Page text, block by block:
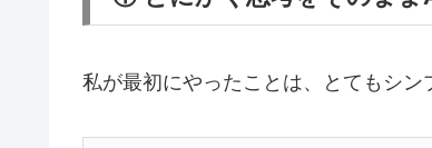
私が最初にやったことは、とてもシン